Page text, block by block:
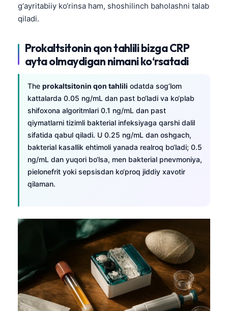
g‘ayritabiiy ko‘rinsa ham, shoshilinch baholashni talab
qiladi.
Prokaltsitonin qon tahlili bizga CRP
ayta olmaydigan nimani ko‘rsatadi
The prokaltsitonin qon tahlili odatda sog‘lom
kattalarda 0.05 ng/mL dan past bo‘ladi va ko‘plab
shifoxona algoritmlari 0.1 ng/mL dan past
qiymatlarni tizimli bakterial infeksiyaga qarshi dalil
sifatida qabul qiladi. U 0.25 ng/mL dan oshgach,
bakterial kasallik ehtimoli yanada realroq bo‘ladi; 0.5
ng/mL dan yuqori bo‘lsa, men bakterial pnevmoniya,
pielonefrit yoki sepsisdan ko‘proq jiddiy xavotir
qilaman.